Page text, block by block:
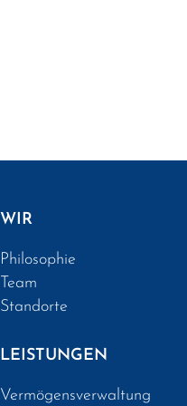
WIR
Philosophie
Team
Standorte
LEISTUNGEN
Vermögensverwaltung